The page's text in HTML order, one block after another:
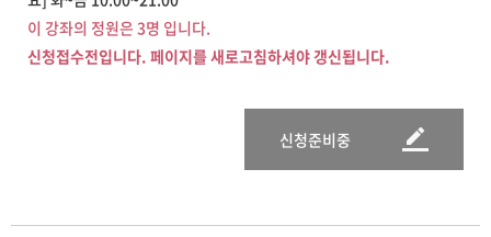
이 강좌의 정원은 3명 입니다.
신청접수전입니다. 페이지를 새로고침하셔야 갱신됩니다.
신청준비중